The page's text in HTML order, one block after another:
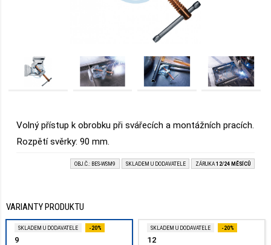
Volný přístup k obrobku při svářecích a montážních pracích.
Rozpětí svěrky: 90 mm.
OBJ.Č.: BES-WSM9 SKLADEM U DODAVATELE ZÁRUKA 12/24 MĚSÍCŮ
VARIANTY PRODUKTU
SKLADEM U DODAVATELE -20%
9
SKLADEM U DODAVATELE -20%
12